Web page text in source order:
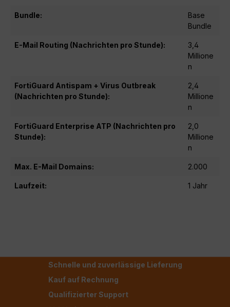
Bundle:
Base
Bundle
E-Mail Routing (Nachrichten pro Stunde):
3,4
Millione
n
FortiGuard Antispam + Virus Outbreak
(Nachrichten pro Stunde):
2,4
Millione
n
FortiGuard Enterprise ATP (Nachrichten pro
Stunde):
2,0
Millione
n
Max. E-Mail Domains: 2.000
Laufzeit: 1 Jahr
Schnelle und zuverlässige Lieferung
Kauf auf Rechnung
Qualifizierter Support